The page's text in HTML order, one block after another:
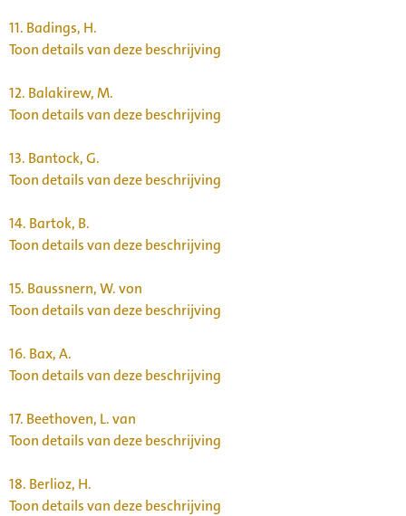
11. Badings, H.
Toon details van deze beschrijving
12. Balakirew, M.
Toon details van deze beschrijving
13. Bantock, G.
Toon details van deze beschrijving
14. Bartok, B.
Toon details van deze beschrijving
15. Baussnern, W. von
Toon details van deze beschrijving
16. Bax, A.
Toon details van deze beschrijving
17. Beethoven, L. van
Toon details van deze beschrijving
18. Berlioz, H.
Toon details van deze beschrijving